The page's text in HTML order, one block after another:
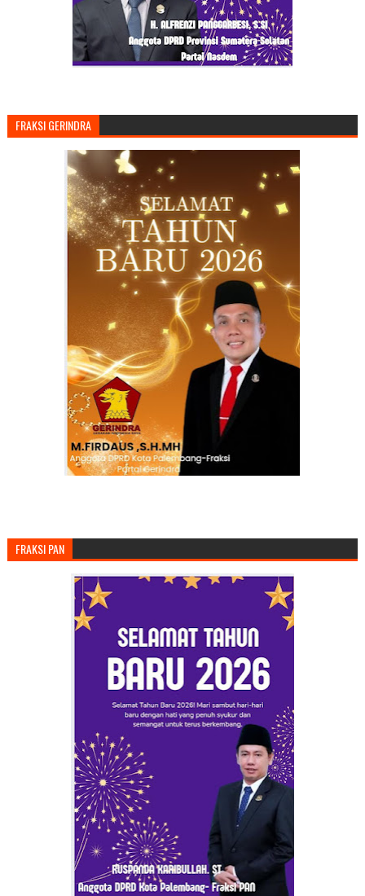
FRAKSI GERINDRA
FRAKSI PAN